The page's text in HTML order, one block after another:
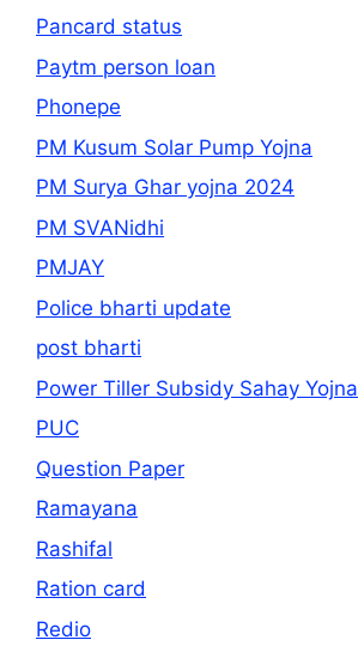
Pancard status
Paytm person loan
Phonepe
PM Kusum Solar Pump Yojna
PM Surya Ghar yojna 2024
PM SVANidhi
PMJAY
Police bharti update
post bharti
Power Tiller Subsidy Sahay Yojna
PUC
Question Paper
Ramayana
Rashifal
Ration card
Redio